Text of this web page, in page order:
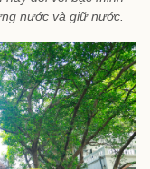
nước và giữ nước.